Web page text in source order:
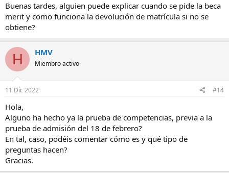
Buenas tardes, alguien puede explicar cuando se pide la beca
merit y como funciona la devolución de matrícula si no se
obtiene?
H HMV
Miembro activo
11 Dic 2022 #14
Hola,
Alguno ha hecho ya la prueba de competencias, previa a la
prueba de admisión del 18 de febrero?
En tal, caso, podéis comentar cómo es y qué tipo de
preguntas hacen?
Gracias.